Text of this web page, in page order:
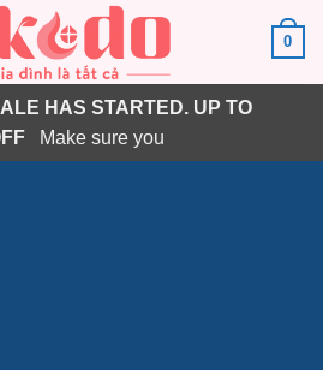
0
HAS STARTED. UP TO
Make sure you